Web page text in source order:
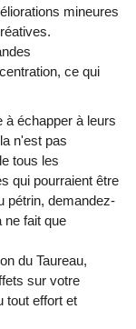
mineures
ce qui
à échapper à leurs
n'est pas
tous les
qui pourraient être
pétrin, demandez-
ne fait que
du Taureau,
sur votre
tout effort et